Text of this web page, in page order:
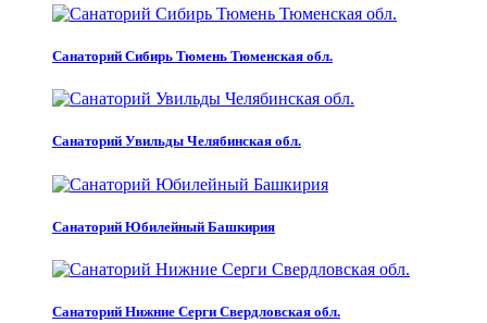
Санаторий Сибирь Тюмень Тюменская обл.
Санаторий Увильды Челябинская обл.
Санаторий Юбилейный Башкирия
Санаторий Нижние Серги Свердловская обл.